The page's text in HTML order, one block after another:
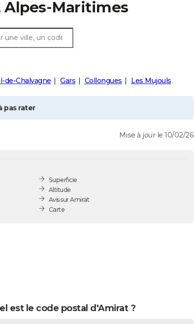
Alpes-Maritimes
de-Chalvagne Gars Collongues Les Mujouls
pas rater
Mise à jour le 10/02/26
Superficie
Altitude
Avis sur Amirat
Carte
est le code postal d'Amirat ?